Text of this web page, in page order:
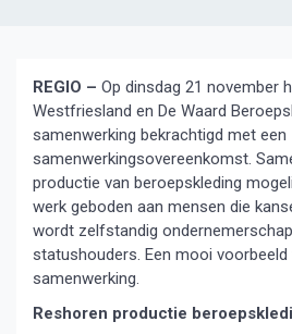
REGIO – Op dinsdag 21 november
Westfriesland en De Waard
samenwerking bekrachtigd met een
samenwerkingsovereenkomst.
productie van beroepskleding
werk geboden aan mensen die
wordt zelfstandig
statushouders. Een mooi voorbeeld
samenwerking.
Reshoren productie